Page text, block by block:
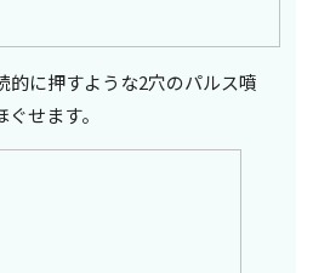
的に押すような2穴のパルス噴
せます。